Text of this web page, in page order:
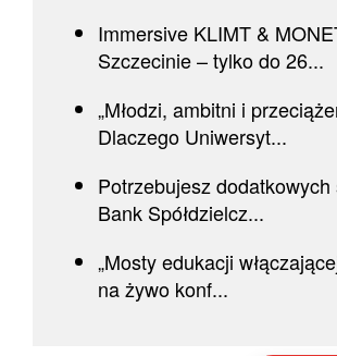
Immersive KLIMT &
Szczecinie – tylko do 26...
„Młodzi, ambitni i
Dlaczego Uniwersyt...
Potrzebujesz dodatkowych
Bank Spółdzielcz...
„Mosty edukacji
na żywo konf...